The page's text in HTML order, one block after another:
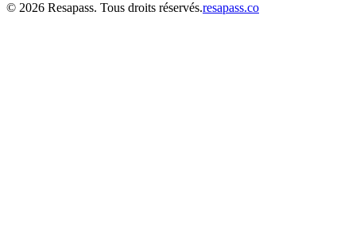
© 2026 Resapass. Tous droits réservés.resapass.co